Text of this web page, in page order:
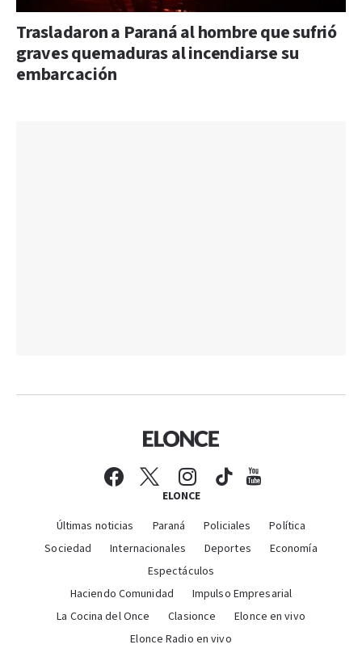
Trasladaron a Paraná al hombre que sufrió
graves quemaduras al incendiarse su
embarcación
ELONCE
Últimas noticias Paraná Policiales
Política
Sociedad
Internacionales Deportes
Economía
Espectáculos
Haciendo Comunidad
Impulso Empresarial
La Cocina del Once
Clasionce
Elonce en vivo
Elonce Radio en vivo